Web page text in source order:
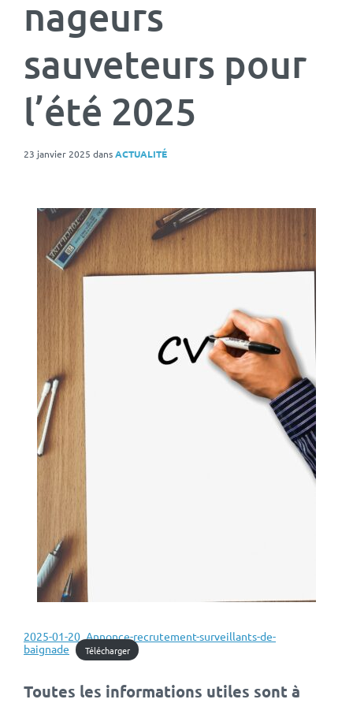
nageurs
sauveteurs pour
l’été 2025
23 janvier 2025 dansACTUALITÉ
2025-01-20_Annonce-recrutement-surveillants-de-
baignade
Télécharger
Toutes les informations utiles sont à